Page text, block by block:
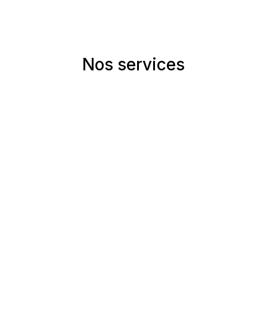
Nos services